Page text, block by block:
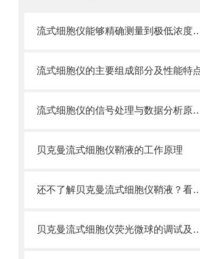
流式细胞仪能够精确测量到
流式细胞仪的主要组成部分及性能特
流式细胞仪的信号处理与
贝克曼流式细胞仪鞘液的工作原理
还不了解贝克曼流式细胞仪鞘
贝克曼流式细胞仪荧光微